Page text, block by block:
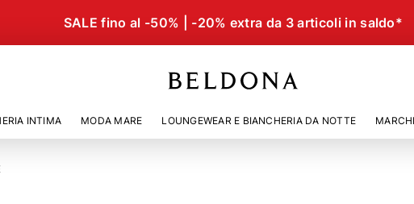
SALE fino al -50% | -20% extra da 3 articoli in saldo*
INTIMA MODA MARE LOUNGEWEAR E BIANCHERIA DA NOTTE